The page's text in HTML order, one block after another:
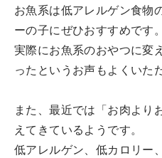
お魚系は低アレルゲン食物
ーの子にぜひおすすめです。
実際にお魚系のおやつに変
ったというお声もよくいた
また、最近では「お肉より
えてきているようです。
低アレルゲン、低カロリー